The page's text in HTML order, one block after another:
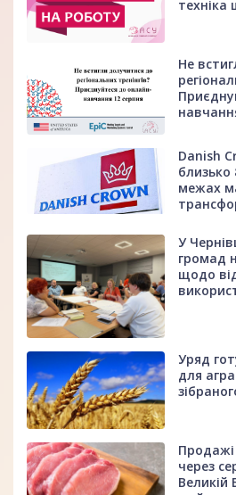
техніка
Не
Danish
близько
межах
У
громад
щодо
Уряд
для
Продажі
через
Великій